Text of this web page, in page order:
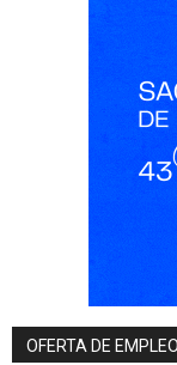
OFERTA DE EMPLEO